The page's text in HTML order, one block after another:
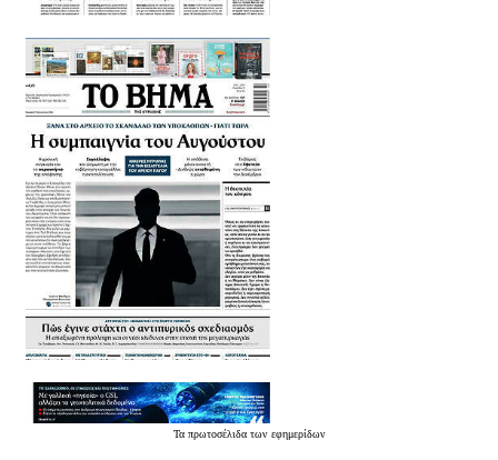
Τα πρωτοσέλιδατων εφημερίδων